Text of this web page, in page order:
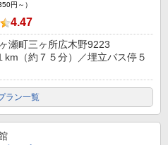
円～）
4.47
瀬町三ヶ所広木野9223
（約７５分）／埋立バス停５
ラン一覧